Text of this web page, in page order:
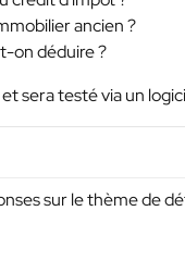
ancien ?
on déduire ?
sera testé via un
sur le thème de